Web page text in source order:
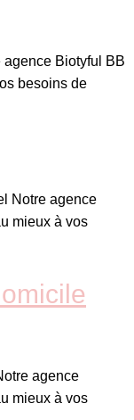
Biotyful BB
besoins de
Notre agence
mieux à vos
agence
mieux à vos